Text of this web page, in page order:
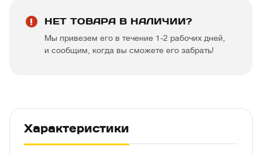
НЕТ ТОВАРА В НАЛИЧИИ?
Мы привезем его в течение 1-2 рабочих дней,
и сообщим, когда вы сможете его забрать!
Характеристики